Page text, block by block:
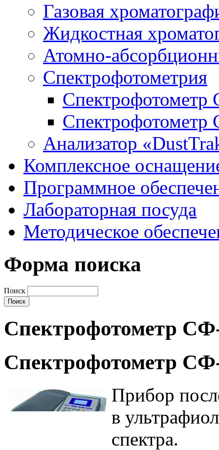
Газовая
Жидкостная
Атомно-
Спектрофотометрия
Анализатор
Комплексное
Программное
Лабораторная посуда
Методическое
Форма поиска
Поиск
Спектрофотометр
Спектрофотометр
Прибор
в
спектра.